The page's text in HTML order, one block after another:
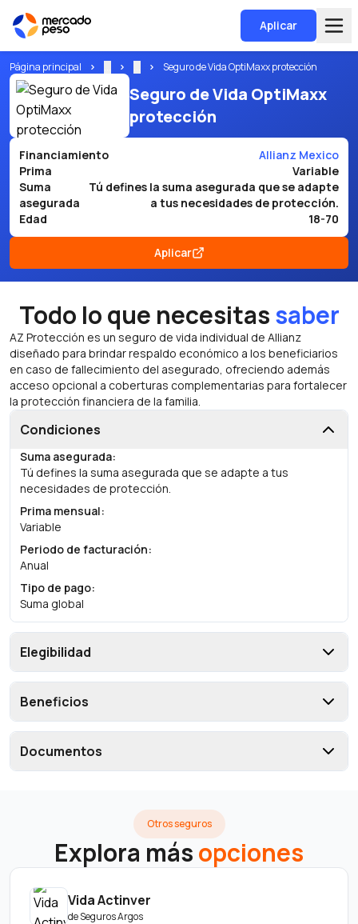
Aplicar
Página principal Seguro de Vida OptiMaxx protección
Seguro de Vida OptiMaxx
protección
Financiamiento
Allianz Mexico
Prima
Variable
Suma
asegurada
Tú defines la suma asegurada que se adapte
a tus necesidades de protección.
Edad
18-70
Aplicar
Todo lo que necesitassaber
AZ Protección es un seguro de vida individual de Allianz
diseñado para brindar respaldo económico a los beneficiarios
en caso de fallecimiento del asegurado, ofreciendo además
acceso opcional a coberturas complementarias para fortalecer
la protección financiera de la familia.
Condiciones
Suma asegurada:
Tú defines la suma asegurada que se adapte a tus
necesidades de protección.
Prima mensual:
Variable
Periodo de facturación:
Anual
Tipo de pago:
Suma global
Elegibilidad
Beneficios
Documentos
Otros seguros
Explora másopciones
Vida Actinver
deSeguros Argos